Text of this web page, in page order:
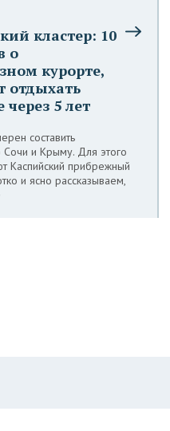
кластер: 10
о
курорте,
отдыхать
через 5 лет
составить
Сочи и Крыму. Для этого
Каспийский прибрежный
и ясно рассказываем,